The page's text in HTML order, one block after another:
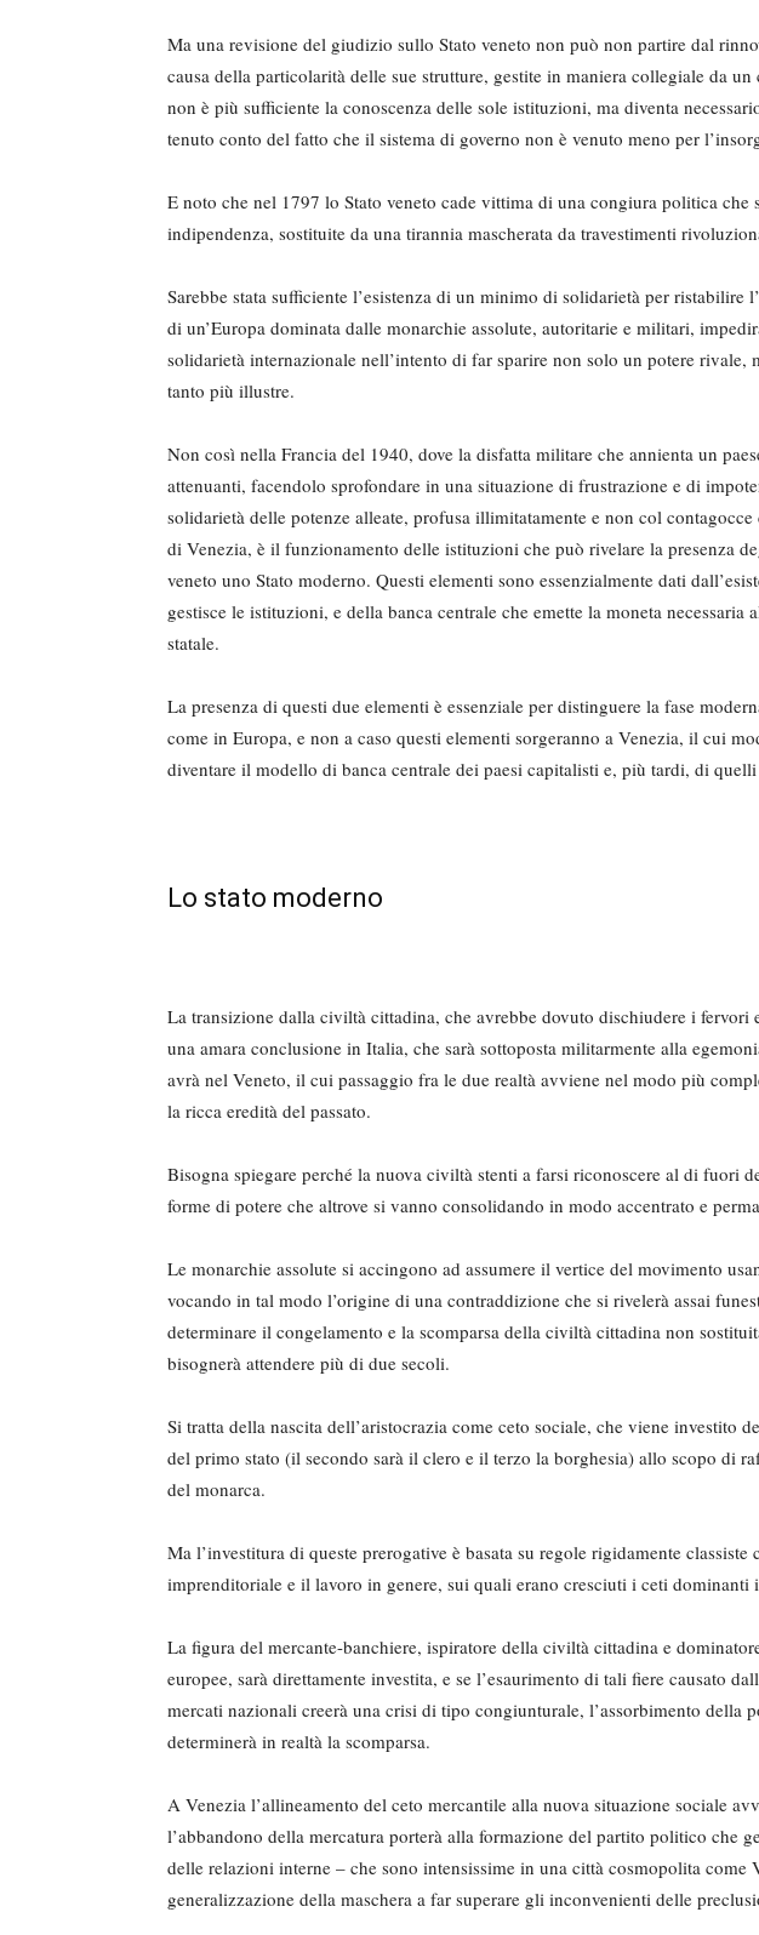
Ma una revisione del giudizio sullo Stato veneto non può non partire dal
causa della particolarità delle sue strutture, gestite in maniera colle­giale da
non è più sufficiente la cono­scenza delle sole istituzioni, ma di­venta
tenuto conto del fatto che il sistema di governo non è venuto meno per
E noto che nel 1797 lo Stato veneto cade vittima di una congiura politi­ca che
indipendenza, sostituite da una tirannia mascherata da trave­stimenti
Sarebbe stata sufficiente l’esistenza di un minimo di solidarietà per
di un’Europa dominata dal­le monarchie assolute, autoritarie e militari,
solidarietà interna­zionale nell’intento di far sparire non solo un potere rivale,
tanto più illu­stre.
Non così nella Francia del 1940, dove la disfatta militare che annien­ta un
attenuanti, facendolo spro­fondare in una situazione di frustra­zione e di
solidarietà delle potenze al­leate, profusa illimitatamente e non col
di Venezia, è il funzionamento delle istituzioni che può rivelare la presenza
veneto uno Stato moderno. Questi elementi sono essenzialmente dati
gestisce le istituzioni, e della banca centrale che emette la moneta neces­saria
statale.
La presenza di questi due elementi è essenziale per distinguere la fase
come in Europa, e non a caso questi elementi sorgeranno a Venezia, il cui
diventare il modello di banca centrale dei paesi capitalisti e, più tardi, di
Lo stato moderno
La transizione dalla civiltà cittadi­na, che avrebbe dovuto dischiudere i fervori
una amara conclusione in Ita­lia, che sarà sottoposta militarmen­te alla
avrà nel Veneto, il cui passaggio fra le due realtà avviene nel modo più
la ricca eredità del passato.
Bisogna spiegare perché la nuova civiltà stenti a farsi riconoscere al di fuori
forme di potere che altrove si vanno consolidando in modo accen­trato e
Le monarchie assolute si accingono ad assumere il vertice del movimen­to
vocando in tal modo l’origine di una contraddizione che si rivelerà assai
determinare il congelamento e la scomparsa della civiltà cittadina non
bisognerà attendere più di due secoli.
Si tratta della nascita dell’aristocra­zia come ceto sociale, che viene inve­stito
del primo stato (il secondo sarà il clero e il terzo la borghesia) allo scopo di
del monarca.
Ma l’investitura di queste prerogati­ve è basata su regole rigidamente
imprenditoriale e il lavoro in genere, sui quali erano cresciuti i ceti domi­nanti
La figura del mercante-banchiere, ispiratore della civiltà cittadina e
europee, sarà direttamente investi­ta, e se l’esaurimento di tali fiere causato
mercati nazionali creerà una crisi di tipo congiunturale, l’assor­bimento della
determinerà in realtà la scomparsa.
A Venezia l’allineamento del ceto mercantile alla nuova situazione so­ciale
l’abbandono della mercatura porte­rà alla formazione del partito poli­tico che
delle relazioni interne – che sono intensissime in una città co­smopolita come
generalizzazione della maschera a far superare gli inconvenienti delle